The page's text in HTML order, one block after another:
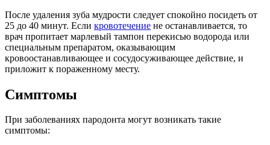
После удаления зуба мудрости следует спокойно посидеть от
25 до 40 минут. Если кровотечение не останавливается, то
врач пропитает марлевый тампон перекисью водорода или
специальным препаратом, оказывающим
кровоостанавливающее и сосудосуживающее действие, и
приложит к пораженному месту.
Симптомы
При заболеваниях пародонта могут возникать такие
симптомы: